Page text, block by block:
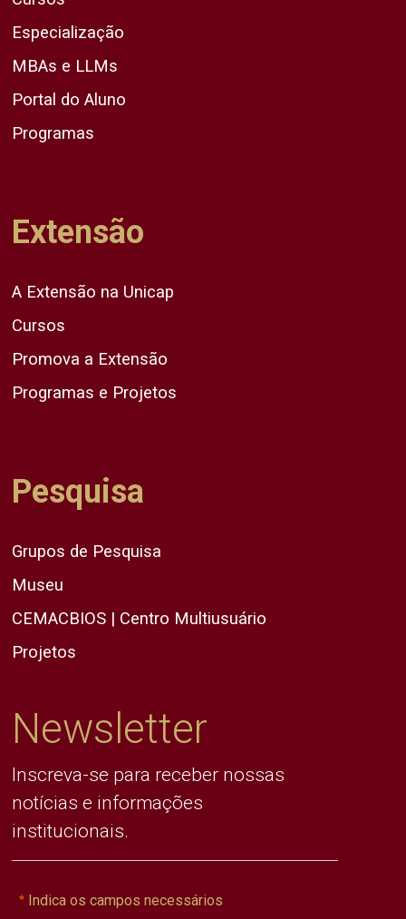
Especialização
MBAs e LLMs
Portal do Aluno
Programas
Extensão
A Extensão na Unicap
Cursos
Promova a Extensão
Programas e Projetos
Pesquisa
Grupos de Pesquisa
Museu
CEMACBIOS | Centro Multiusuário
Projetos
Newsletter
Inscreva-se para receber nossas
notícias e informações
institucionais.
Indica os campos necessários